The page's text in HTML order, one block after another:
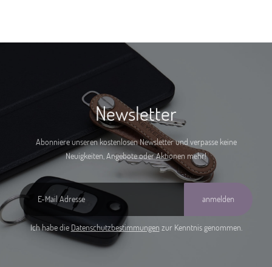
Newsletter
Abonniere unseren kostenlosen Newsletter und verpasse keine
Neuigkeiten, Angebote oder Aktionen mehr!
anmelden
Ich habe die Datenschutzbestimmungen zur Kenntnis genommen.